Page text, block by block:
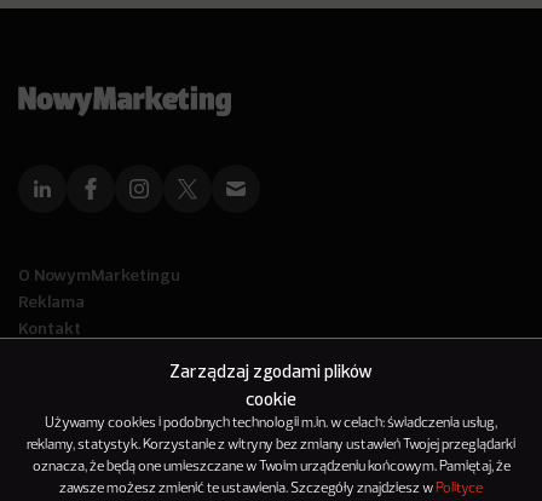
Zarządzaj zgodami plików
cookie
Używamy cookies i podobnych technologii m.in. w celach: świadczenia usług,
reklamy, statystyk. Korzystanie z witryny bez zmiany ustawień Twojej przeglądarki
oznacza, że będą one umieszczane w Twoim urządzeniu końcowym. Pamiętaj, że
zawsze możesz zmienić te ustawienia. Szczegóły znajdziesz w Polityce
O NowymMarketingu
Reklama
Kontakt
© 2012-2025